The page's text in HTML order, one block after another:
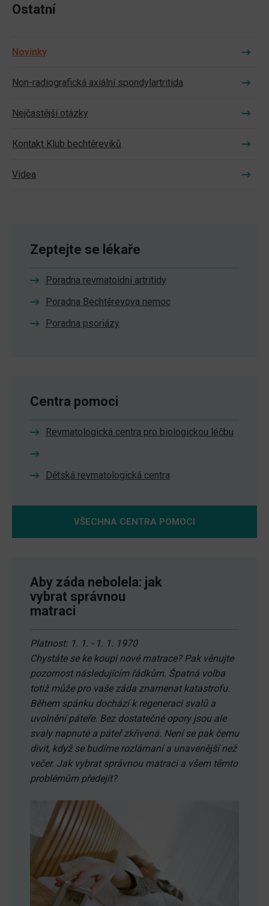
Ostatní
Novinky
Non-radiografická axiální spondylartritida
Nejčastější otázky
Kontakt Klub bechtěreviků
Videa
Zeptejte se lékaře
Poradna revmatoidní artritidy
Poradna Bechtěrevova nemoc
Poradna psoriázy
Centra pomoci
Revmatologická centra pro biologickou léčbu
Dětská revmatologická centra
VŠECHNA CENTRA POMOCI
Aby záda nebolela: jak
vybrat správnou
matraci
Platnost: 1. 1. - 1. 1. 1970
Chystáte se ke koupi nové matrace? Pak věnujte
pozornost následujícím řádkům. Špatná volba
totiž může pro vaše záda znamenat katastrofu.
Během spánku dochází k regeneraci svalů a
uvolnění páteře. Bez dostatečné opory jsou ale
svaly napnuté a páteř zkřivená. Není se pak čemu
divit, když se budíme rozlámaní a unavenější než
večer. Jak vybrat správnou matraci a všem těmto
problémům předejít?